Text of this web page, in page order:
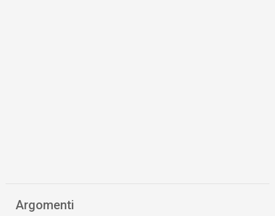
Argomenti